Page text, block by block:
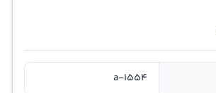
a-1554